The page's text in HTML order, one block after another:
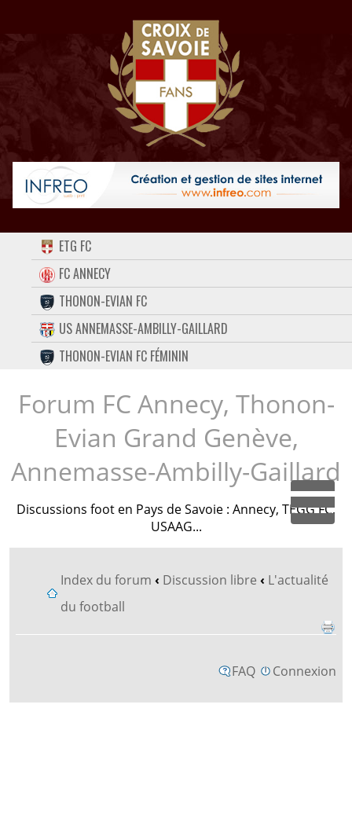
ACCUEIL
FORUM
CONTACT
FACEBOOK
TWITTER
INSTAGRAM
ETG FC
FC ANNECY
THONON-EVIAN FC
US ANNEMASSE-AMBILLY-GAILLARD
THONON-EVIAN FC FÉMININ
Forum FC Annecy, Thonon-
Evian Grand Genève,
Annemasse-Ambilly-Gaillard
Discussions foot en Pays de Savoie : Annecy, TEGG FC,
USAAG...
Index du forum ‹ Discussion libre ‹ L'actualité
du football
FAQ Connexion